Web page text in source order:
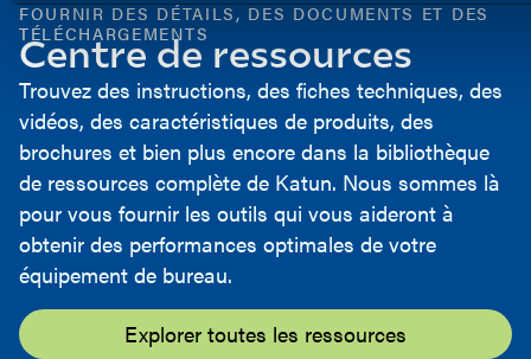
FOURNIR DES DÉTAILS, DES DOCUMENTS ET DES
TÉLÉCHARGEMENTS
Centre de ressources
Trouvez des instructions, des fiches techniques, des
vidéos, des caractéristiques de produits, des
brochures et bien plus encore dans la bibliothèque
de ressources complète de Katun. Nous sommes là
pour vous fournir les outils qui vous aideront à
obtenir des performances optimales de votre
équipement de bureau.
Explorer toutes les ressources